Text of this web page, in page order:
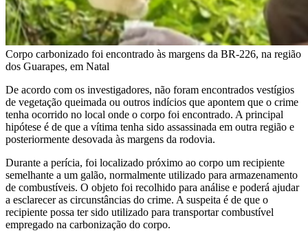
Corpo carbonizado foi encontrado às margens da BR-226, na região
dos Guarapes, em Natal
De acordo com os investigadores, não foram encontrados vestígios
de vegetação queimada ou outros indícios que apontem que o crime
tenha ocorrido no local onde o corpo foi encontrado. A principal
hipótese é de que a vítima tenha sido assassinada em outra região e
posteriormente desovada às margens da rodovia.
Durante a perícia, foi localizado próximo ao corpo um recipiente
semelhante a um galão, normalmente utilizado para armazenamento
de combustíveis. O objeto foi recolhido para análise e poderá ajudar
a esclarecer as circunstâncias do crime. A suspeita é de que o
recipiente possa ter sido utilizado para transportar combustível
empregado na carbonização do corpo.